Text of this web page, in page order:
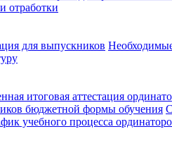
отработки
для выпускников
итоговая аттестация
бюджетной формы обучения
учебного процесса